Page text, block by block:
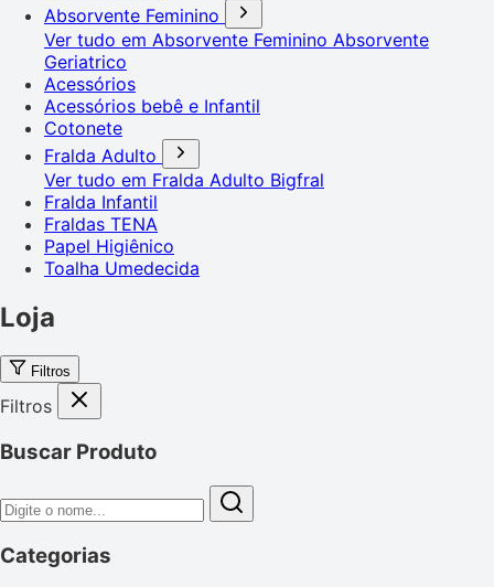
Absorvente Feminino
Ver tudo em Absorvente Feminino Absorvente
Geriatrico
Acessórios
Acessórios bebê e Infantil
Cotonete
Fralda Adulto
Ver tudo em Fralda Adulto Bigfral
Fralda Infantil
Fraldas TENA
Papel Higiênico
Toalha Umedecida
Loja
Filtros
Filtros
Buscar Produto
Categorias